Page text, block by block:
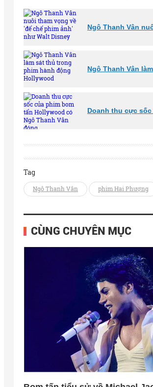
Ngô Thanh Vân
Ngô Thanh Vân
Doanh thu cực
Tag
Ngô Thanh Vân phim Hai Phượng
CÙNG CHUYÊN MỤC